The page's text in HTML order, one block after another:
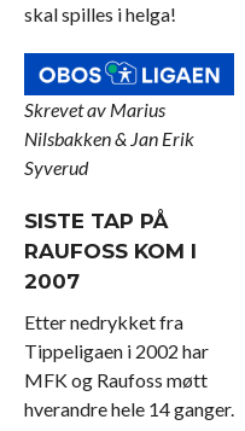
skal spilles i helga!
Skrevet av Marius
Nilsbakken & Jan Erik
Syverud
SISTE TAP PÅ
RAUFOSS KOM I
2007
Etter nedrykket fra
Tippeligaen i 2002 har
MFK og Raufoss møtt
hverandre hele 14 ganger.